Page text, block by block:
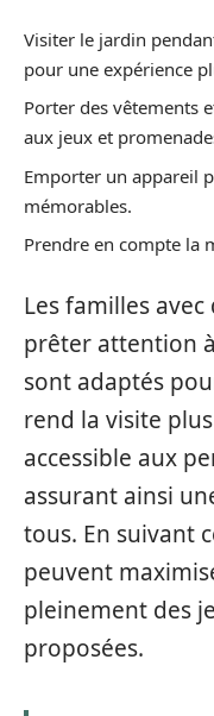
Visiter le jardin
pour une expérience
Porter des vêtements
aux jeux et
Emporter un appareil
mémorables.
Prendre en compte la
Les familles
prêter attention à
sont adaptés
rend la visite
accessible aux
assurant ainsi
tous. En suivant
peuvent
pleinement des
proposées.